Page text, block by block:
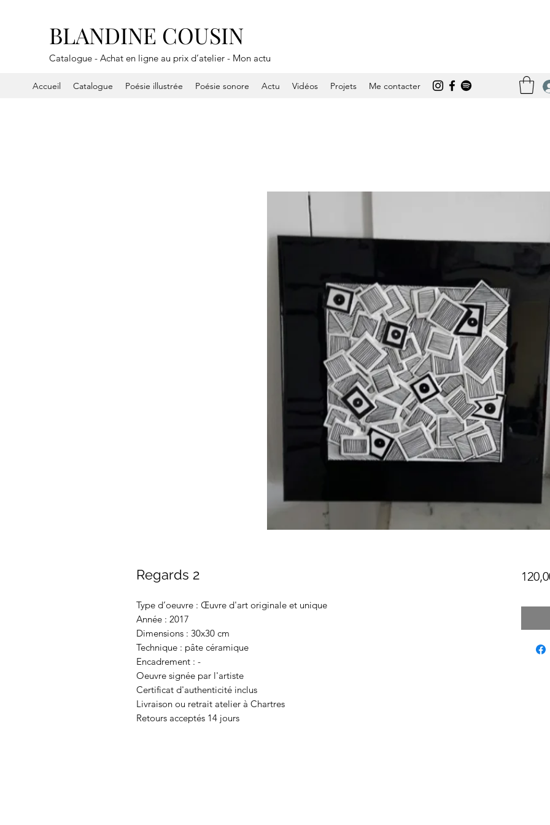
BLANDINE COUSIN
Catalogue - Achat en ligne au prix d’atelier - Mon actu
Accueil Catalogue Poésie illustrée Poésie sonore Actu Vidéos Projets Me contacter
Regards 2
Type d’oeuvre : Œuvre d'art originale et unique
Année : 2017
Dimensions : 30x30 cm
Technique : pâte céramique
Encadrement : -
Oeuvre signée par l'artiste
Certificat d'authenticité inclus
Livraison ou retrait atelier à Chartres
Retours acceptés 14 jours